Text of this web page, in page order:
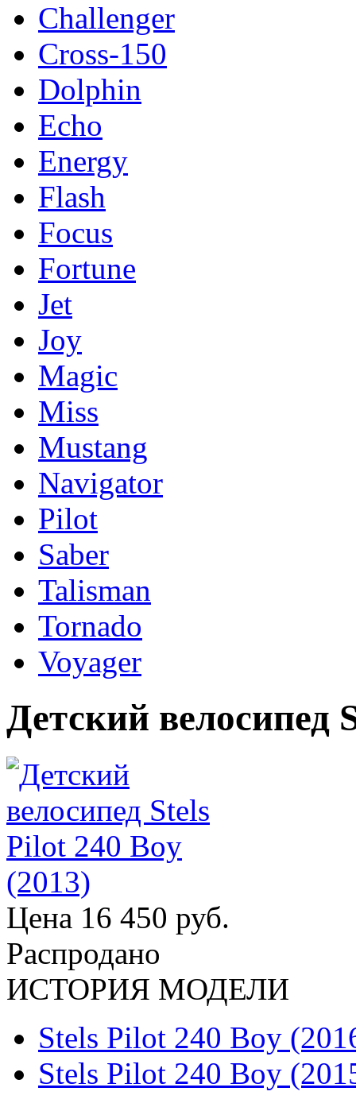
Challenger
Cross-150
Dolphin
Echo
Energy
Flash
Focus
Fortune
Jet
Joy
Magic
Miss
Mustang
Navigator
Pilot
Saber
Talisman
Tornado
Voyager
Детский велосипед
Цена 16 450 руб.
Распродано
ИСТОРИЯ МОДЕЛИ
Stels Pilot 240 Boy
Stels Pilot 240 Boy